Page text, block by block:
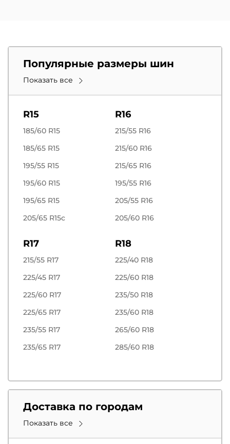
Популярные размеры шин
Показать все
R15
185/60 R15
185/65 R15
195/55 R15
195/60 R15
195/65 R15
205/65 R15c
R16
215/55 R16
215/60 R16
215/65 R16
195/55 R16
205/55 R16
205/60 R16
R17
215/55 R17
225/45 R17
225/60 R17
225/65 R17
235/55 R17
235/65 R17
R18
225/40 R18
225/60 R18
235/50 R18
235/60 R18
265/60 R18
285/60 R18
Доставка по городам
Показать все